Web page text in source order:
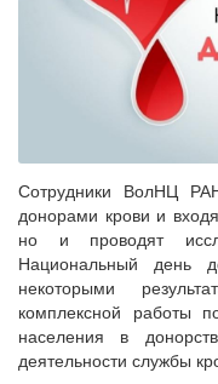
Сотрудники ВолНЦ
донорами крови и
но и проводят
Национальный день
некоторыми
комплексной работы
населения в
деятельности службы